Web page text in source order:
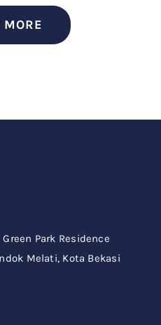
Green Park Residence
Melati, Kota Bekasi